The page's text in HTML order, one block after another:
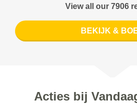
View all our 7906
BEKIJK &
Acties bij